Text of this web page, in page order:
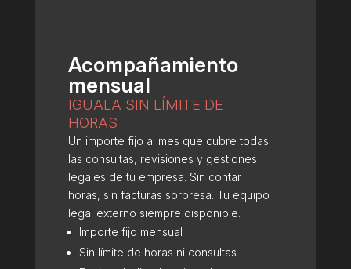
Acompañamiento
mensual
IGUALA SIN LÍMITE DE
HORAS
Un importe fijo al mes que cubre todas
las consultas, revisiones y gestiones
legales de tu empresa. Sin contar
horas, sin facturas sorpresa. Tu equipo
legal externo siempre disponible.
Importe fijo mensual
Sin límite de horas ni consultas